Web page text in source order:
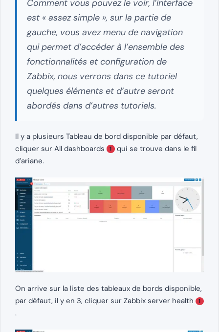
Comment vous pouvez le voir, l’interface
est « assez simple », sur la partie de
gauche, vous avez menu de navigation
qui permet d’accéder à l’ensemble des
fonctionnalités et configuration de
Zabbix, nous verrons dans ce tutoriel
quelques éléments et d’autre seront
abordés dans d’autres tutoriels.
Il y a plusieurs Tableau de bord disponible par défaut,
cliquer sur All dashboards
1 qui se trouve dans le fil
d’ariane.
On arrive sur la liste des tableaux de bords disponible,
par défaut, il y en 3, cliquer sur Zabbix server health
1
.